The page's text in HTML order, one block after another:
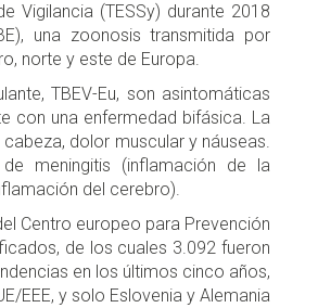
Vigilancia (TESSy) durante 2018
una zoonosis transmitida por
norte y este de Europa.
TBEV-Eu, son asintomáticas
con una enfermedad bifásica. La
dolor muscular y náuseas.
meningitis (inflamación de la
del cerebro).
Centro europeo para Prevención
de los cuales 3.092 fueron
en los últimos cinco años,
EEE, y solo Eslovenia y Alemania